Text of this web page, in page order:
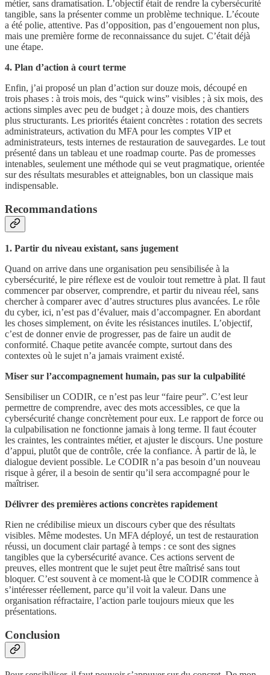
métier, sans dramatisation. L’objectif était de rendre la cybersécurité
tangible, sans la présenter comme un problème technique. L’écoute
a été polie, attentive. Pas d’opposition, pas d’engouement non plus,
mais une première forme de reconnaissance du sujet. C’était déjà
une étape.
4. Plan d’action à court terme
Enfin, j’ai proposé un plan d’action sur douze mois, découpé en
trois phases : à trois mois, des “quick wins” visibles ; à six mois, des
actions simples avec peu de budget ; à douze mois, des chantiers
plus structurants. Les priorités étaient concrètes : rotation des secrets
administrateurs, activation du MFA pour les comptes VIP et
administrateurs, tests internes de restauration de sauvegardes. Le tout
présenté dans un tableau et une roadmap courte. Pas de promesses
intenables, seulement une méthode qui se veut pragmatique, orientée
sur des résultats mesurables et atteignables, bon un classique mais
indispensable.
Recommandations
1. Partir du niveau existant, sans jugement
Quand on arrive dans une organisation peu sensibilisée à la
cybersécurité, le pire réflexe est de vouloir tout remettre à plat. Il faut
commencer par observer, comprendre, et partir du niveau réel, sans
chercher à comparer avec d’autres structures plus avancées. Le rôle
du cyber, ici, n’est pas d’évaluer, mais d’accompagner. En abordant
les choses simplement, on évite les résistances inutiles. L’objectif,
c’est de donner envie de progresser, pas de faire un audit de
conformité. Chaque petite avancée compte, surtout dans des
contextes où le sujet n’a jamais vraiment existé.
Miser sur l’accompagnement humain, pas sur la culpabilité
Sensibiliser un CODIR, ce n’est pas leur “faire peur”. C’est leur
permettre de comprendre, avec des mots accessibles, ce que la
cybersécurité change concrètement pour eux. Le rapport de force ou
la culpabilisation ne fonctionne jamais à long terme. Il faut écouter
les craintes, les contraintes métier, et ajuster le discours. Une posture
d’appui, plutôt que de contrôle, crée la confiance. À partir de là, le
dialogue devient possible. Le CODIR n’a pas besoin d’un nouveau
risque à gérer, il a besoin de sentir qu’il sera accompagné pour le
maîtriser.
Délivrer des premières actions concrètes rapidement
Rien ne crédibilise mieux un discours cyber que des résultats
visibles. Même modestes. Un MFA déployé, un test de restauration
réussi, un document clair partagé à temps : ce sont des signes
tangibles que la cybersécurité avance. Ces actions servent de
preuves, elles montrent que le sujet peut être maîtrisé sans tout
bloquer. C’est souvent à ce moment-là que le CODIR commence à
s’intéresser réellement, parce qu’il voit la valeur. Dans une
organisation réfractaire, l’action parle toujours mieux que les
présentations.
Conclusion